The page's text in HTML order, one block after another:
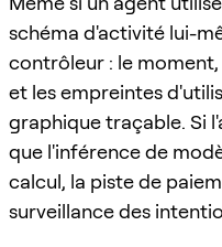
schéma d'activité lui-
contrôleur : le
et les empreintes
graphique traçable. Si
que l'inférence de
calcul, la piste de
surveillance des